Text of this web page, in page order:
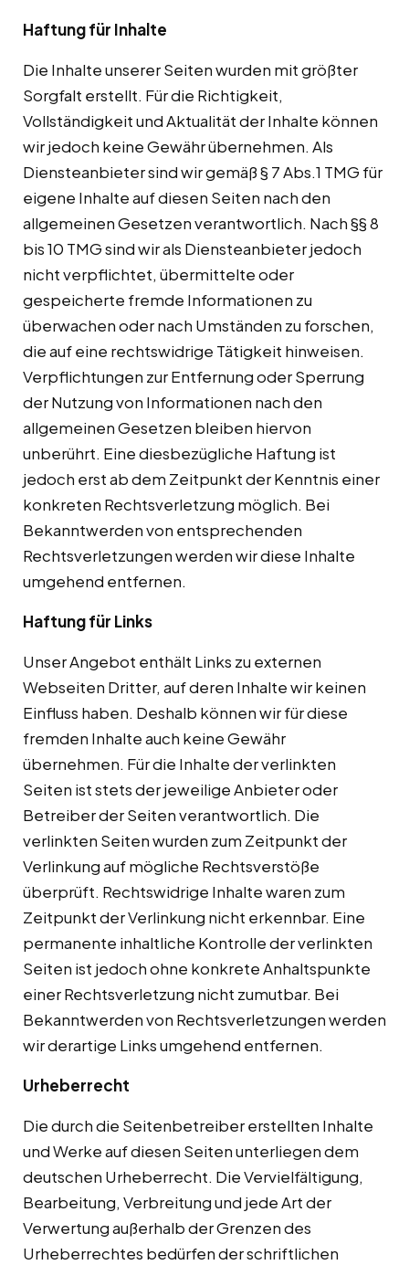
Haftung für Inhalte
Die Inhalte unserer Seiten wurden mit größter
Sorgfalt erstellt. Für die Richtigkeit,
Vollständigkeit und Aktualität der Inhalte können
wir jedoch keine Gewähr übernehmen. Als
Diensteanbieter sind wir gemäß § 7 Abs.1 TMG für
eigene Inhalte auf diesen Seiten nach den
allgemeinen Gesetzen verantwortlich. Nach §§ 8
bis 10 TMG sind wir als Diensteanbieter jedoch
nicht verpflichtet, übermittelte oder
gespeicherte fremde Informationen zu
überwachen oder nach Umständen zu forschen,
die auf eine rechtswidrige Tätigkeit hinweisen.
Verpflichtungen zur Entfernung oder Sperrung
der Nutzung von Informationen nach den
allgemeinen Gesetzen bleiben hiervon
unberührt. Eine diesbezügliche Haftung ist
jedoch erst ab dem Zeitpunkt der Kenntnis einer
konkreten Rechtsverletzung möglich. Bei
Bekanntwerden von entsprechenden
Rechtsverletzungen werden wir diese Inhalte
umgehend entfernen.
Haftung für Links
Unser Angebot enthält Links zu externen
Webseiten Dritter, auf deren Inhalte wir keinen
Einfluss haben. Deshalb können wir für diese
fremden Inhalte auch keine Gewähr
übernehmen. Für die Inhalte der verlinkten
Seiten ist stets der jeweilige Anbieter oder
Betreiber der Seiten verantwortlich. Die
verlinkten Seiten wurden zum Zeitpunkt der
Verlinkung auf mögliche Rechtsverstöße
überprüft. Rechtswidrige Inhalte waren zum
Zeitpunkt der Verlinkung nicht erkennbar. Eine
permanente inhaltliche Kontrolle der verlinkten
Seiten ist jedoch ohne konkrete Anhaltspunkte
einer Rechtsverletzung nicht zumutbar. Bei
Bekanntwerden von Rechtsverletzungen werden
wir derartige Links umgehend entfernen.
Urheberrecht
Die durch die Seitenbetreiber erstellten Inhalte
und Werke auf diesen Seiten unterliegen dem
deutschen Urheberrecht. Die Vervielfältigung,
Bearbeitung, Verbreitung und jede Art der
Verwertung außerhalb der Grenzen des
Urheberrechtes bedürfen der schriftlichen